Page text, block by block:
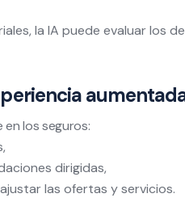
la IA puede evaluar los
en los seguros:
dirigidas,
las ofertas y servicios.